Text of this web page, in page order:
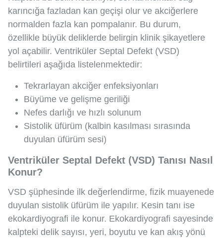
karıncığa fazladan kan geçişi olur ve akciğerlere
normalden fazla kan pompalanır. Bu durum,
özellikle büyük deliklerde belirgin klinik şikayetlere
yol açabilir. Ventriküler Septal Defekt (VSD)
belirtileri aşağıda listelenmektedir:
Tekrarlayan akciğer enfeksiyonları
Büyüme ve gelişme geriliği
Nefes darlığı ve hızlı solunum
Sistolik üfürüm (kalbin kasılması sırasında
duyulan üfürüm sesi)
Ventriküler Septal Defekt (VSD) Tanısı Nasıl
Konur?
VSD şüphesinde ilk değerlendirme, fizik muayenede
duyulan sistolik üfürüm ile yapılır. Kesin tanı ise
ekokardiyografi ile konur. Ekokardiyografi sayesinde
kalpteki delik sayısı, yeri, boyutu ve kan akış yönü